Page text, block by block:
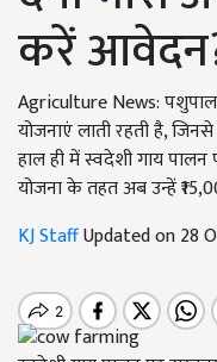
करें
Agriculture News:
योजनाएं लाती रहती है,
हाल ही में स्वदेशी गाय
योजना के तहत अब उन्हें
KJ StaffUpdated on 28